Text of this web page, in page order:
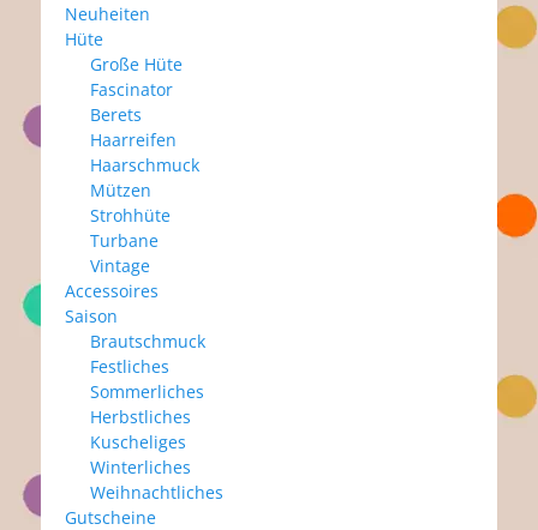
Neuheiten
Hüte
Große Hüte
Fascinator
Berets
Haarreifen
Haarschmuck
Mützen
Strohhüte
Turbane
Vintage
Accessoires
Saison
Brautschmuck
Festliches
Sommerliches
Herbstliches
Kuscheliges
Winterliches
Weihnachtliches
Gutscheine